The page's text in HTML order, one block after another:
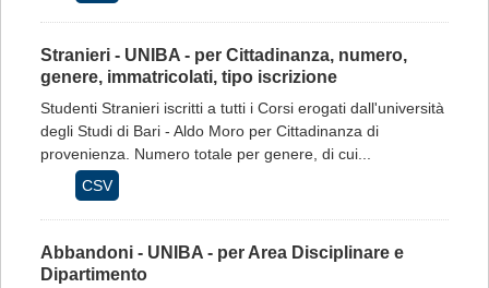
Stranieri - UNIBA - per Cittadinanza, numero,
genere, immatricolati, tipo iscrizione
Studenti Stranieri iscritti a tutti i Corsi erogati dall'università
degli Studi di Bari - Aldo Moro per Cittadinanza di
provenienza. Numero totale per genere, di cui...
CSV
Abbandoni - UNIBA - per Area Disciplinare e
Dipartimento